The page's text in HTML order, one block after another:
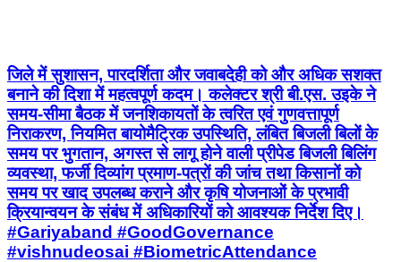
जिले में सुशासन, पारदर्शिता और जवाबदेही को और अधिक सशक्त
बनाने की दिशा में महत्वपूर्ण कदम। कलेक्टर श्री बी.एस. उइके ने
समय-सीमा बैठक में जनशिकायतों के त्वरित एवं गुणवत्तापूर्ण
निराकरण, नियमित बायोमैट्रिक उपस्थिति, लंबित बिजली बिलों के
समय पर भुगतान, अगस्त से लागू होने वाली प्रीपेड बिजली बिलिंग
व्यवस्था, फर्जी दिव्यांग प्रमाण-पत्रों की जांच तथा किसानों को
समय पर खाद उपलब्ध कराने और कृषि योजनाओं के प्रभावी
क्रियान्वयन के संबंध में अधिकारियों को आवश्यक निर्देश दिए।
#Gariyaband #GoodGovernance
#vishnudeosai #BiometricAttendance